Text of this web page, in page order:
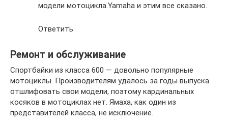
модели мотоцикла.Yamaha и этим все сказано.
Ответить
Ремонт и обслуживание
Спортбайки из класса 600 — довольно популярные
мотоциклы. Производителям удалось за годы выпуска
отшлифовать свои модели, поэтому кардинальных
косяков в мотоциклах нет. Ямаха, как один из
представителей класса, не исключение.